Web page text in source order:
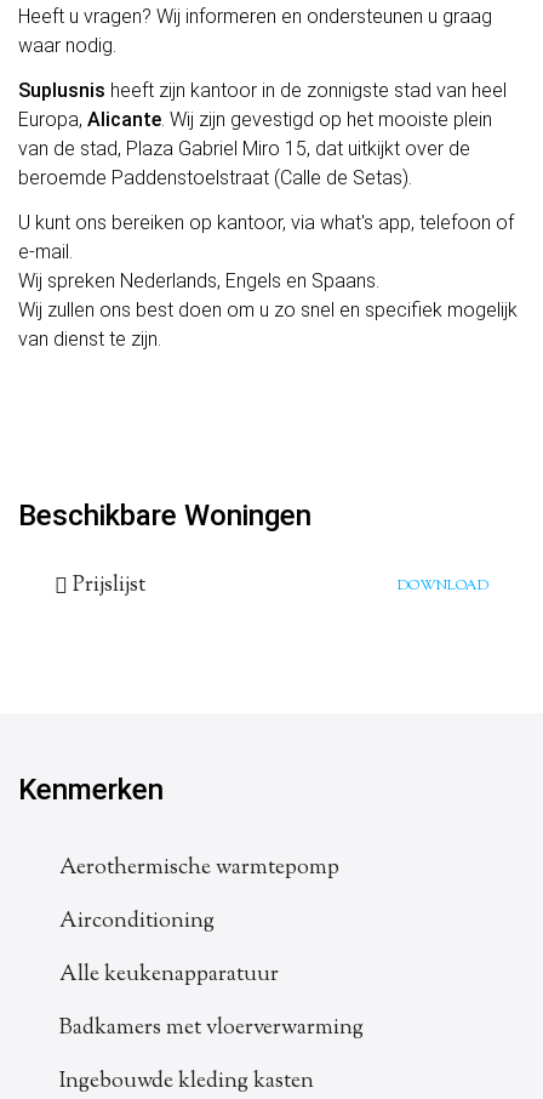
Heeft u vragen? Wij informeren en ondersteunen u graag
waar nodig.
Suplusnis heeft zijn kantoor in de zonnigste stad van heel
Europa, Alicante . Wij zijn gevestigd op het mooiste plein
van de stad, Plaza Gabriel Miro 15, dat uitkijkt over de
beroemde Paddenstoelstraat (Calle de Setas).
U kunt ons bereiken op kantoor, via what's app, telefoon of
e-mail.
Wij spreken Nederlands, Engels en Spaans.
Wij zullen ons best doen om u zo snel en specifiek mogelijk
van dienst te zijn.
Beschikbare Woningen
Prijslijst DOWNLOAD
Kenmerken
Aerothermische warmtepomp
Airconditioning
Alle keukenapparatuur
Badkamers met vloerverwarming
Ingebouwde kleding kasten